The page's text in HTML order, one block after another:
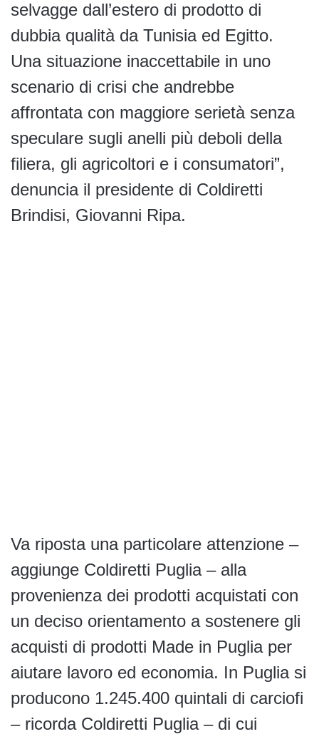
selvagge dall’estero di prodotto di
dubbia qualità da Tunisia ed Egitto.
Una situazione inaccettabile in uno
scenario di crisi che andrebbe
affrontata con maggiore serietà senza
speculare sugli anelli più deboli della
filiera, gli agricoltori e i consumatori”,
denuncia il presidente di Coldiretti
Brindisi, Giovanni Ripa.
Va riposta una particolare attenzione –
aggiunge Coldiretti Puglia – alla
provenienza dei prodotti acquistati con
un deciso orientamento a sostenere gli
acquisti di prodotti Made in Puglia per
aiutare lavoro ed economia. In Puglia si
producono 1.245.400 quintali di carciofi
– ricorda Coldiretti Puglia – di cui